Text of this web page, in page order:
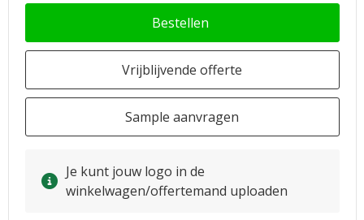
Bestellen
Vrijblijvende offerte
Sample aanvragen
Je kunt jouw logo in de
winkelwagen/offertemand uploaden